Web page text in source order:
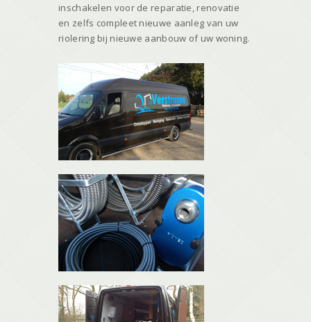
inschakelen voor de reparatie, renovatie
en zelfs compleet nieuwe aanleg van uw
riolering bij nieuwe aanbouw of uw woning.